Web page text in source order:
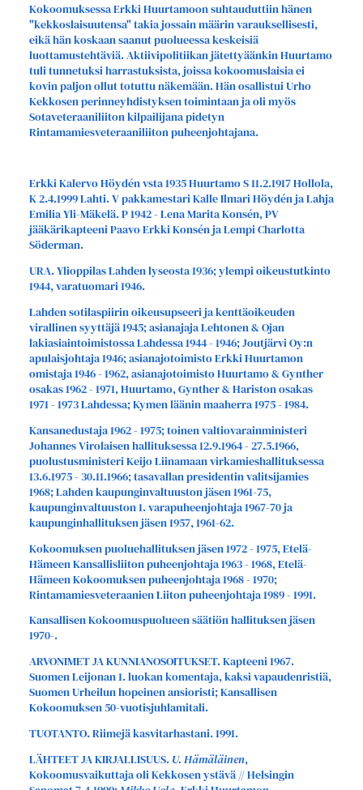
Kokoomuksessa Erkki Huurtamoon suhtauduttiin hänen
"kekkoslaisuutensa" takia jossain määrin varauksellisesti,
eikä hän koskaan saanut puolueessa keskeisiä
luottamustehtäviä. Aktiivipolitiikan jätettyäänkin Huurtamo
tuli tunnetuksi harrastuksista, joissa kokoomuslaisia ei
kovin paljon ollut totuttu näkemään. Hän osallistui Urho
Kekkosen perinneyhdistyksen toimintaan ja oli myös
Sotaveteraaniliiton kilpailijana pidetyn
Rintamamiesveteraaniliiton puheenjohtajana.
Erkki Kalervo Höydén vsta 1935 Huurtamo S 11.2.1917 Hollola,
K 2.4.1999 Lahti. V pakkamestari Kalle Ilmari Höydén ja Lahja
Emilia Yli-Mäkelä. P 1942 - Lena Marita Konsén, PV
jääkärikapteeni Paavo Erkki Konsén ja Lempi Charlotta
Söderman.
URA. Ylioppilas Lahden lyseosta 1936; ylempi oikeustutkinto
1944, varatuomari 1946.
Lahden sotilaspiirin oikeusupseeri ja kenttäoikeuden
virallinen syyttäjä 1945; asianajaja Lehtonen & Ojan
lakiasiaintoimistossa Lahdessa 1944 - 1946; Joutjärvi Oy:n
apulaisjohtaja 1946; asianajotoimisto Erkki Huurtamon
omistaja 1946 - 1962, asianajotoimisto Huurtamo & Gynther
osakas 1962 - 1971, Huurtamo, Gynther & Hariston osakas
1971 - 1973 Lahdessa; Kymen läänin maaherra 1975 - 1984.
Kansanedustaja 1962 - 1975; toinen valtiovarainministeri
Johannes Virolaisen hallituksessa 12.9.1964 - 27.5.1966,
puolustusministeri Keijo Liinamaan virkamieshallituksessa
13.6.1975 - 30.11.1966; tasavallan presidentin valitsijamies
1968; Lahden kaupunginvaltuuston jäsen 1961-75,
kaupunginvaltuuston 1. varapuheenjohtaja 1967-70 ja
kaupunginhallituksen jäsen 1957, 1961-62.
Kokoomuksen puoluehallituksen jäsen 1972 - 1975, Etelä-
Hämeen Kansallisliiton puheenjohtaja 1963 - 1968, Etelä-
Hämeen Kokoomuksen puheenjohtaja 1968 - 1970;
Rintamamiesveteraanien Liiton puheenjohtaja 1989 - 1991.
Kansallisen Kokoomuspuolueen säätiön hallituksen jäsen
1970-.
ARVONIMET JA KUNNIANOSOITUKSET. Kapteeni 1967.
Suomen Leijonan 1. luokan komentaja, kaksi vapaudenristiä,
Suomen Urheilun hopeinen ansioristi; Kansallisen
Kokoomuksen 50-vuotisjuhlamitali.
TUOTANTO. Riimejä kasvitarhastani. 1991.
LÄHTEET JA KIRJALLISUUS. U. Hämäläinen,
Kokoomusvaikuttaja oli Kekkosen ystävä // Helsingin